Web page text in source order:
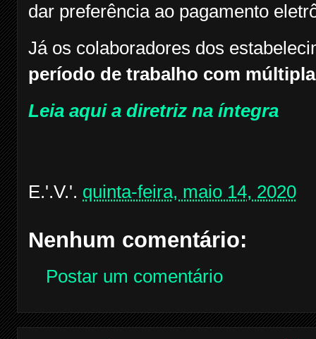
dar preferência ao pagamento
Já os colaboradores dos
período de trabalho com
Leia aqui a diretriz na íntegra
E.'.V.'. quinta-feira, maio 14, 2020
Nenhum comentário:
Postar um comentário